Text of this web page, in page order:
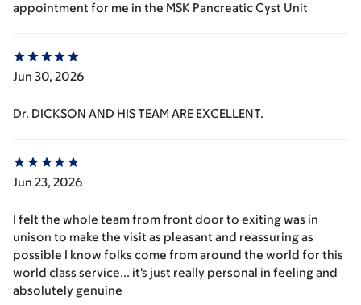
appointment for me in the MSK Pancreatic Cyst Unit
Jun 30, 2026
Dr. DICKSON AND HIS TEAM ARE EXCELLENT.
Jun 23, 2026
I felt the whole team from front door to exiting was in
unison to make the visit as pleasant and reassuring as
possible I know folks come from around the world for this
world class service... it's just really personal in feeling and
absolutely genuine